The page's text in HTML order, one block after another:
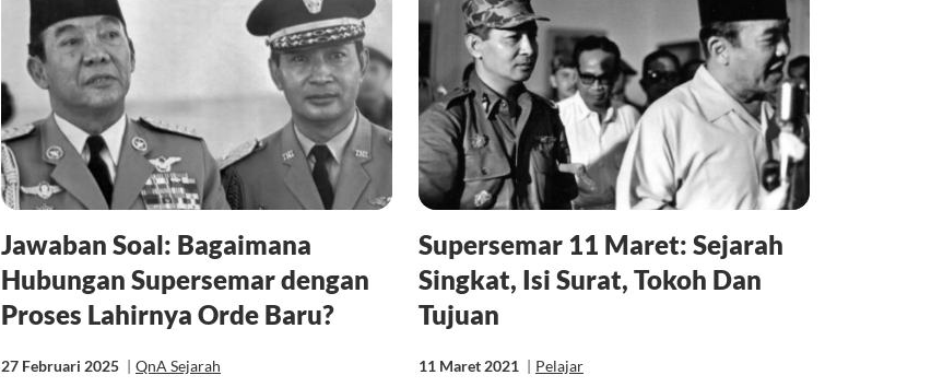
Jawaban Soal: Bagaimana
Hubungan Supersemar dengan
Proses Lahirnya Orde Baru?
27 Februari 2025 | QnA Sejarah
Supersemar 11 Maret: Sejarah
Singkat, Isi Surat, Tokoh Dan
Tujuan
11 Maret 2021 | Pelajar